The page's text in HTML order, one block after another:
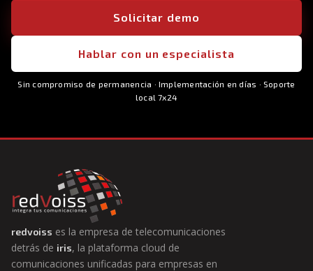
Solicitar demo
Hablar con un especialista
Sin compromiso de permanencia · Implementación en días · Soporte
local 7x24
redvoiss es la empresa de telecomunicaciones
detrás de iris, la plataforma cloud de
comunicaciones unificadas para empresas en